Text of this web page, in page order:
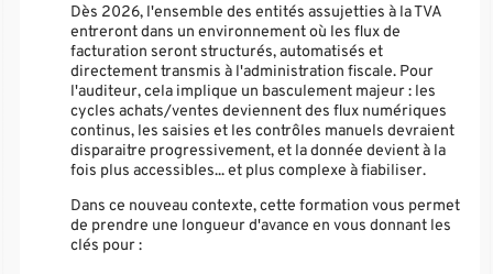
Dès 2026, l'ensemble des entités assujetties à la TVA
entreront dans un environnement où les flux de
facturation seront structurés, automatisés et
directement transmis à l'administration fiscale. Pour
l'auditeur, cela implique un basculement majeur : les
cycles achats/ventes deviennent des flux numériques
continus, les saisies et les contrôles manuels devraient
disparaitre progressivement, et la donnée devient à la
fois plus accessibles... et plus complexe à fiabiliser.
Dans ce nouveau contexte, cette formation vous permet
de prendre une longueur d'avance en vous donnant les
clés pour :